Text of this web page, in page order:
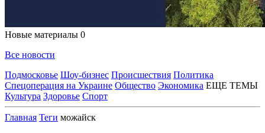
Новые материалы 0
Все новости
Подмосковье Шоу-бизнес Происшествия Политика
Спецоперация на Украине Общество Экономика ЕЩЕ ТЕМЫ
Культура Здоровье Спорт
Главная Теги можайск